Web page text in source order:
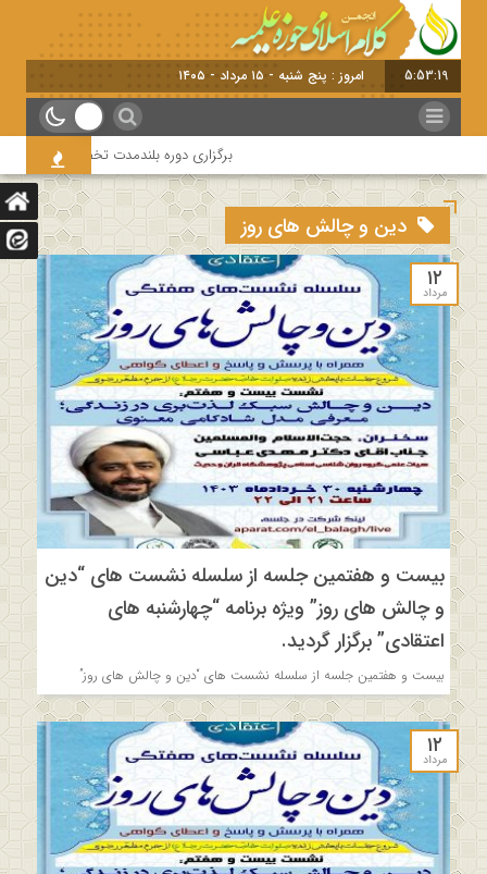
5:53:20 امروز : پنج شنبه - ۱۵ مرداد - ۱۴۰۵
برگزاری دوره بلندمدت تخصصی و کارگاه
دین و چالش های روز
۱۲
مرداد
بیست و هفتمین جلسه از سلسله نشست های “دین
و چالش های روز” ویژه برنامه “چهارشنبه های
اعتقادی” برگزار گردید.
بیست و هفتمین جلسه از سلسله نشست های “دین و چالش های روز”
۱۲
مرداد